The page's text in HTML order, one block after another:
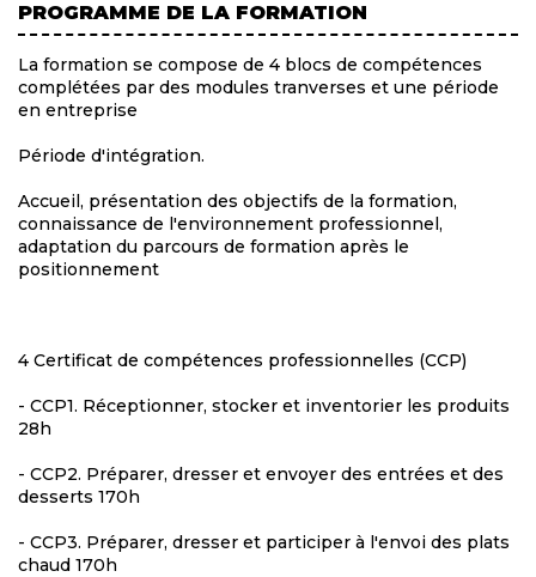
PROGRAMME DE LA FORMATION
La formation se compose de 4 blocs de compétences
complétées par des modules tranverses et une période
en entreprise
Période d'intégration.
Accueil, présentation des objectifs de la formation,
connaissance de l'environnement professionnel,
adaptation du parcours de formation après le
positionnement
4 Certificat de compétences professionnelles (CCP)
- CCP1. Réceptionner, stocker et inventorier les produits
28h
- CCP2. Préparer, dresser et envoyer des entrées et des
desserts 170h
- CCP3. Préparer, dresser et participer à l'envoi des plats
chaud 170h